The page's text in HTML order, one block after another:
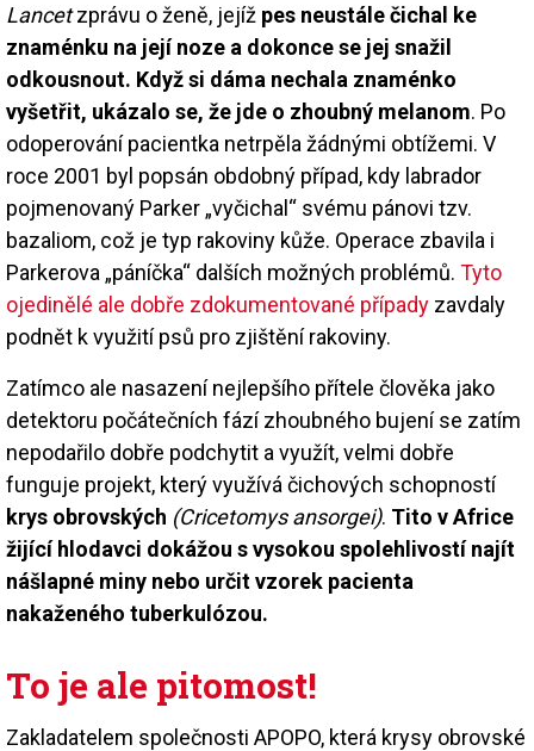
Lancetzprávu o ženě, jejíž pes neustále čichal ke
znaménku na její noze a dokonce se jej snažil
odkousnout. Když si dáma nechala znaménko
vyšetřit, ukázalo se, že jde o zhoubný melanom. Po
odoperování pacientka netrpěla žádnými obtížemi. V
roce 2001 byl popsán obdobný případ, kdy labrador
pojmenovaný Parker „vyčichal“ svému pánovi tzv.
bazaliom, což je typ rakoviny kůže. Operace zbavila i
Parkerova „páníčka“ dalších možných problémů. Tyto
ojedinělé ale dobře zdokumentované případy zavdaly
podnět k využití psů pro zjištění rakoviny.
Zatímco ale nasazení nejlepšího přítele člověka jako
detektoru počátečních fází zhoubného bujení se zatím
nepodařilo dobře podchytit a využít, velmi dobře
funguje projekt, který využívá čichových schopností
krys obrovských (Cricetomys ansorgei). Tito v Africe
žijící hlodavci dokážou s vysokou spolehlivostí najít
nášlapné miny nebo určit vzorek pacienta
nakaženého tuberkulózou.
To je ale pitomost!
Zakladatelem společnosti APOPO, která krysy obrovské